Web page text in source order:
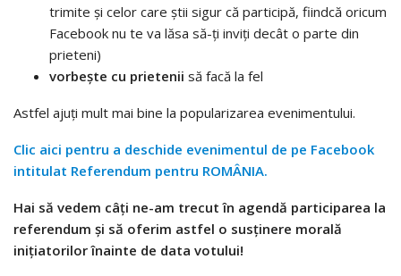
trimite și celor care știi sigur că participă, fiindcă oricum
Facebook nu te va lăsa să-ți inviți decât o parte din
prieteni)
vorbește cu prietenii să facă la fel
Astfel ajuți mult mai bine la popularizarea evenimentului.
Clic aici pentru a deschide evenimentul de pe Facebook
intitulat Referendum pentru ROMÂNIA.
Hai să vedem câți ne-am trecut în agendă participarea la
referendum și să oferim astfel o susținere morală
inițiatorilor înainte de data votului!